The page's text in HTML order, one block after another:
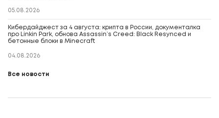
05.08.2026
Кибердайджест за 4 августа: крипта в России, документалка
про Linkin Park, обнова Assassin’s Creed: Black Resynced и
бетонные блоки в Minecraft
04.08.2026
Все новости